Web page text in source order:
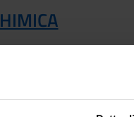
PROFESSIONI